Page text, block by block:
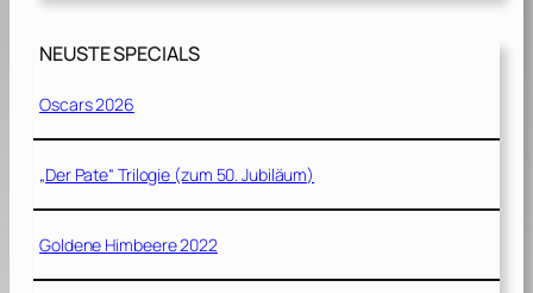
NEUSTE SPECIALS
Oscars 2026
„Der Pate“ Trilogie (zum 50. Jubiläum)
Goldene Himbeere 2022